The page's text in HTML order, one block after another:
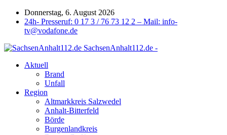
Donnerstag, 6. August 2026
24h- Presseruf: 0 17 3 / 76 73 12 2 – Mail: info-
tv@vodafone.de
SachsenAnhalt112.de -
Aktuell
Brand
Unfall
Region
Altmarkkreis Salzwedel
Anhalt-Bitterfeld
Börde
Burgenlandkreis